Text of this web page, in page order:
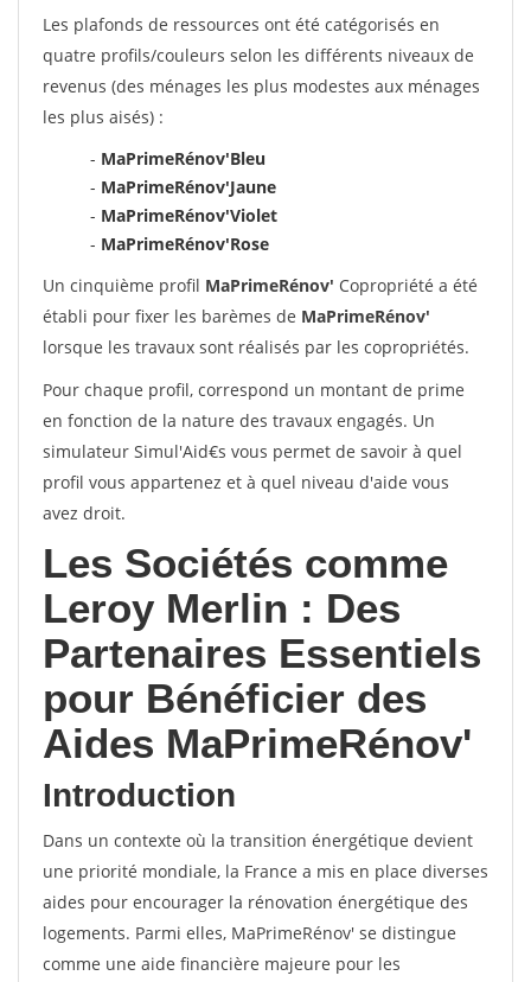
Les plafonds de ressources ont été catégorisés en
quatre profils/couleurs selon les différents niveaux de
revenus (des ménages les plus modestes aux ménages
les plus aisés) :
- MaPrimeRénov'Bleu
- MaPrimeRénov'Jaune
- MaPrimeRénov'Violet
- MaPrimeRénov'Rose
Un cinquième profil MaPrimeRénov' Copropriété a été
établi pour fixer les barèmes de MaPrimeRénov'
lorsque les travaux sont réalisés par les copropriétés.
Pour chaque profil, correspond un montant de prime
en fonction de la nature des travaux engagés. Un
simulateur Simul'Aid€s vous permet de savoir à quel
profil vous appartenez et à quel niveau d'aide vous
avez droit.
Les Sociétés comme
Leroy Merlin : Des
Partenaires Essentiels
pour Bénéficier des
Aides MaPrimeRénov'
Introduction
Dans un contexte où la transition énergétique devient
une priorité mondiale, la France a mis en place diverses
aides pour encourager la rénovation énergétique des
logements. Parmi elles, MaPrimeRénov' se distingue
comme une aide financière majeure pour les